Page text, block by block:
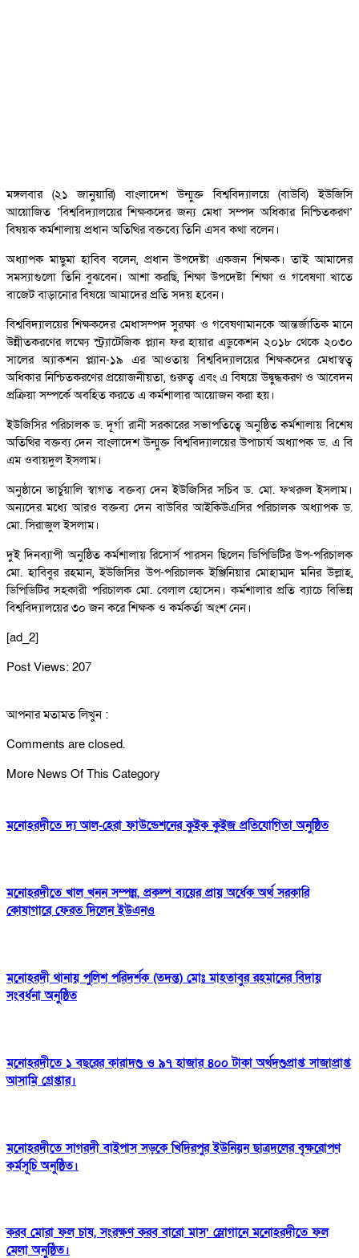
মঙ্গলবার (২১ জানুয়ারি) বাংলাদেশ উন্মুক্ত বিশ্ববিদ্যালয়ে (বাউবি) ইউজিসি
আয়োজিত ‘বিশ্ববিদ্যালয়ের শিক্ষকদের জন্য মেধা সম্পদ অধিকার নিশ্চিতকরণ’
বিষয়ক কর্মশালায় প্রধান অতিথির বক্তব্যে তিনি এসব কথা বলেন।
অধ্যাপক মাছুমা হাবিব বলেন, প্রধান উপদেষ্টা একজন শিক্ষক। তাই আমাদের
সমস্যাগুলো তিনি বুঝবেন। আশা করছি, শিক্ষা উপদেষ্টা শিক্ষা ও গবেষণা খাতে
বাজেট বাড়ানোর বিষয়ে আমাদের প্রতি সদয় হবেন।
বিশ্ববিদ্যালয়ের শিক্ষকদের মেধাসম্পদ সুরক্ষা ও গবেষণামানকে আন্তর্জাতিক মানে
উন্নীতকরণের লক্ষ্যে স্ট্র্যাটেজিক প্ল্যান ফর হায়ার এডুকেশন ২০১৮ থেকে ২০৩০
সালের অ্যাকশন প্ল্যান-১৯ এর আওতায় বিশ্ববিদ্যালয়ের শিক্ষকদের মেধাস্বত্ব
অধিকার নিশ্চিতকরণের প্রয়োজনীয়তা, গুরুত্ব এবং এ বিষয়ে উদ্বুদ্ধকরণ ও আবেদন
প্রক্রিয়া সম্পর্কে অবহিত করতে এ কর্মশালার আয়োজন করা হয়।
ইউজিসির পরিচালক ড. দূর্গা রানী সরকারের সভাপতিত্বে অনুষ্ঠিত কর্মশালায় বিশেষ
অতিথির বক্তব্য দেন বাংলাদেশ উন্মুক্ত বিশ্ববিদ্যালয়ের উপাচার্য অধ্যাপক ড. এ বি
এম ওবায়দুল ইসলাম।
অনুষ্ঠানে ভার্চুয়ালি স্বাগত বক্তব্য দেন ইউজিসির সচিব ড. মো. ফখরুল ইসলাম।
অন্যদের মধ্যে আরও বক্তব্য দেন বাউবির আইকিউএসির পরিচালক অধ্যাপক ড.
মো. সিরাজুল ইসলাম।
দুই দিনব্যাপী অনুষ্ঠিত কর্মশালায় রিসোর্স পারসন ছিলেন ডিপিডিটির উপ-পরিচালক
মো. হাবিবুর রহমান, ইউজিসির উপ-পরিচালক ইঞ্জিনিয়ার মোহাম্মদ মনির উল্লাহ,
ডিপিডিটির সহকারী পরিচালক মো. বেলাল হোসেন। কর্মশালার প্রতি ব্যাচে বিভিন্ন
বিশ্ববিদ্যালয়ের ৩০ জন করে শিক্ষক ও কর্মকর্তা অংশ নেন।
[ad_2]
Post Views: 207
আপনার মতামত লিখুন :
Comments are closed.
More News Of This Category
মনোহরদীতে দ্য আল-হেরা ফাউন্ডেশনের কুইক কুইজ প্রতিযোগিতা অনুষ্ঠিত
মনোহরদীতে খাল খনন সম্পন্ন, প্রকল্প ব্যয়ের প্রায় অর্ধেক অর্থ সরকারি
কোষাগারে ফেরত দিলেন ইউএনও
মনোহরদী থানায় পুলিশ পরিদর্শক (তদন্ত) মোঃ মাহতাবুর রহমানের বিদায়
সংবর্ধনা অনুষ্ঠিত
মনোহরদীতে ১ বছরের কারাদণ্ড ও ৯৭ হাজার ৪০০ টাকা অর্থদণ্ডপ্রাপ্ত সাজাপ্রাপ্ত
আসামি গ্রেপ্তার।
মনোহরদীতে সাগরদী বাইপাস সড়কে খিদিরপুর ইউনিয়ন ছাত্রদলের বৃক্ষরোপণ
কর্মসূচি অনুষ্ঠিত।
করব মোরা ফল চাষ, সংরক্ষণ করব বারো মাস’ স্লোগানে মনোহরদীতে ফল
মেলা অনুষ্ঠিত।